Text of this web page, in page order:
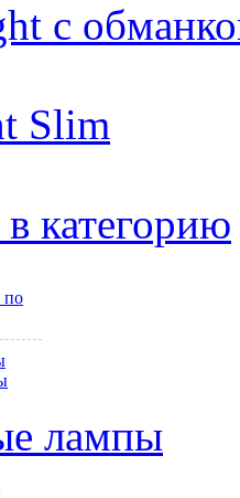
с
Slim
категорию
по
лампы